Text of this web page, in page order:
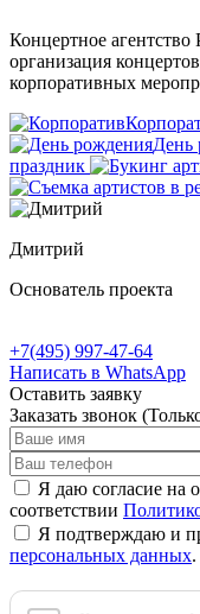
Концертное
организация
корпоративных
День
праздник
Дмитрий
Основатель проекта
+7(495) 997-47-64
Написать в WhatsApp
Оставить заявку
Заказать звонок
Я даю согласие на
соответствии
Я подтверждаю и
персональных данных.